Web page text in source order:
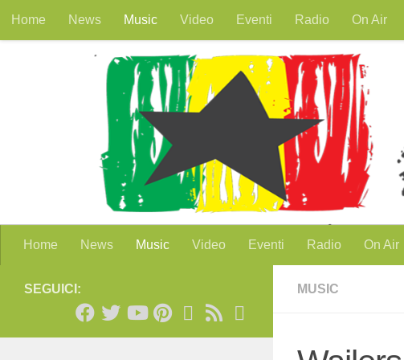
Salta al contenuto
Home News Music Video Eventi Radio On Air
Home News Music Video Eventi Radio On Air
MUSIC
SEGUICI: